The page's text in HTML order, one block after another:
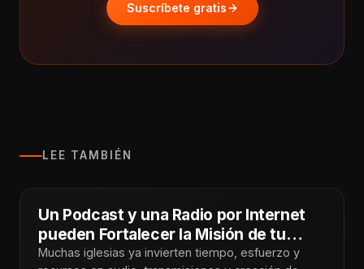
Suscríbete gratis
LEE TAMBIÉN
Un Podcast y una Radio por Internet
pueden Fortalecer la Misión de tu
Iglesia
Muchas iglesias ya invierten tiempo, esfuerzo y